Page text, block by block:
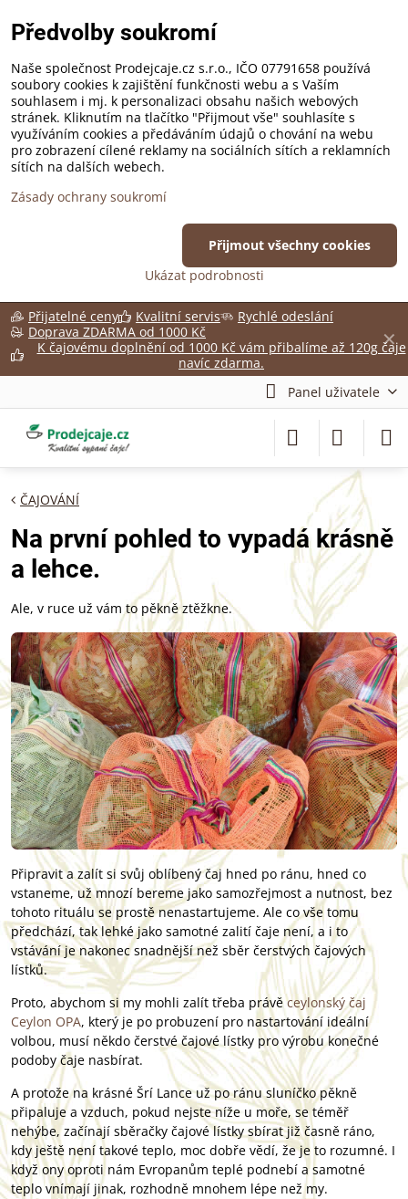
✕
Přijatelné ceny Kvalitní servis
Rychlé odeslání
Doprava ZDARMA od 1000 Kč
K čajovému doplnění od 1000 Kč vám přibalíme až 120g čaje
navíc zdarma.
Panel uživatele
ČAJOVÁNÍ
Na první pohled to vypadá krásně
a lehce.
Ale, v ruce už vám to pěkně ztěžkne.
Připravit a zalít si svůj oblíbený čaj hned po ránu, hned co
vstaneme, už mnozí bereme jako samozřejmost a nutnost, bez
tohoto rituálu se prostě nenastartujeme. Ale co vše tomu
předchází, tak lehké jako samotné zalití čaje není, a i to
vstávání je nakonec snadnější než sběr čerstvých čajových
lístků.
Proto, abychom si my mohli zalít třeba právěceylonský čaj
Ceylon OPA, který je po probuzení pro nastartování ideální
volbou, musí někdo čerstvé čajové lístky pro výrobu konečné
podoby čaje nasbírat.
A protože na krásné Šrí Lance už po ránu sluníčko pěkně
připaluje a vzduch, pokud nejste níže u moře, se téměř
nehýbe, začínají sběračky čajové lístky sbírat již časně ráno,
kdy ještě není takové teplo, moc dobře vědí, že je to rozumné. I
když ony oproti nám Evropanům teplé podnebí a samotné
teplo vnímají jinak, rozhodně mnohem lépe než my.
Předvolby soukromí
Naše společnost Prodejcaje.cz s.r.o., IČO 07791658 používá
soubory cookies k zajištění funkčnosti webu a s Vaším
souhlasem i mj. k personalizaci obsahu našich webových
stránek. Kliknutím na tlačítko "Přijmout vše" souhlasíte s
využíváním cookies a předáváním údajů o chování na webu
pro zobrazení cílené reklamy na sociálních sítích a reklamních
sítích na dalších webech.
Zásady ochrany soukromí
Ukázat podrobnosti
Přijmout všechny cookies